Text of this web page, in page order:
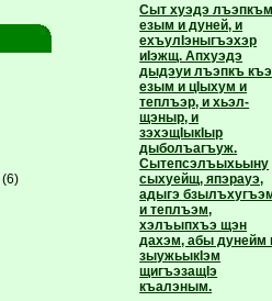
(6)
Сыт хуэдэ
езым и дуней, и
ехъулIэныгъэхэр
иIэжщ. Апхуэдэ
дыдэуи лъэпкъ
езым и цIыхум и
теплъэр, и хьэл-
щэныр, и
зэхэщIыкIыр
дыболъагъуж.
Сытепсэлъыхьыну
сыхуейщ, япэрауэ,
адыгэ
и теплъэм,
хэлъыпхъэ щэн
дахэм, абы дунейм
зыужьыкIэм
щигъэзащIэ
къалэным.